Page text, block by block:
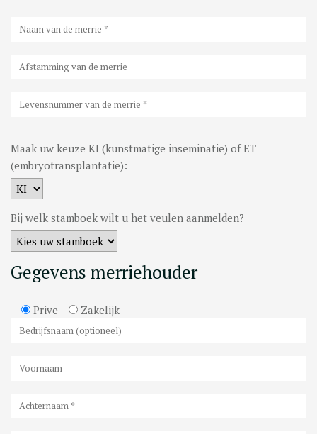
TEAM NIJHOF MARKET
Maak uw keuze KI (kunstmatige inseminatie) of ET
(embryotransplantatie):
Bij welk stamboek wilt u het veulen aanmelden?
Gegevens merriehouder
Prive Zakelijk